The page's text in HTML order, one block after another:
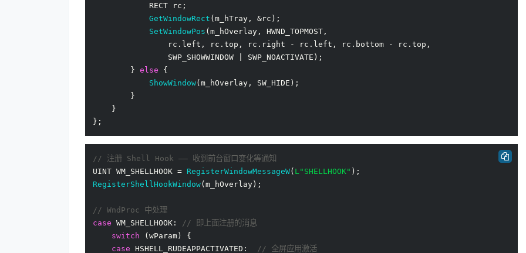
            RECT rc;
GetWindowRect(m_hTray, &rc);
SetWindowPos(m_hOverlay, HWND_TOPMOST,
                rc.left, rc.top, rc.right - rc.left, rc.bottom - rc.top,
                SWP_SHOWWINDOW | SWP_NOACTIVATE);
        }
else {
ShowWindow(m_hOverlay, SW_HIDE);
        }
    }
// 注册 Shell Hook —— 收到前台窗口变化等通知
UINT WM_SHELLHOOK = RegisterWindowMessageW(L"SHELLHOOK"
RegisterShellHookWindow(m_hOverlay);
// WndProc 中处理
case WM_SHELLHOOK: // 即上面注册的消息
switch (wParam) {
case HSHELL_RUDEAPPACTIVATED: // 全屏应用激活